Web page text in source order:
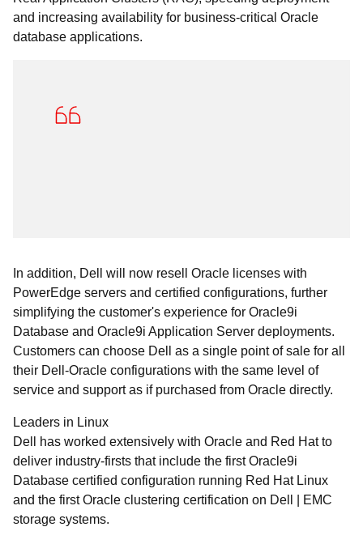
and increasing availability for business-critical Oracle
database applications.
In addition, Dell will now resell Oracle licenses with
PowerEdge servers and certified configurations, further
simplifying the customer's experience for Oracle9i
Database and Oracle9i Application Server deployments.
Customers can choose Dell as a single point of sale for all
their Dell-Oracle configurations with the same level of
service and support as if purchased from Oracle directly.
Leaders in Linux
Dell has worked extensively with Oracle and Red Hat to
deliver industry-firsts that include the first Oracle9i
Database certified configuration running Red Hat Linux
and the first Oracle clustering certification on Dell | EMC
storage systems.